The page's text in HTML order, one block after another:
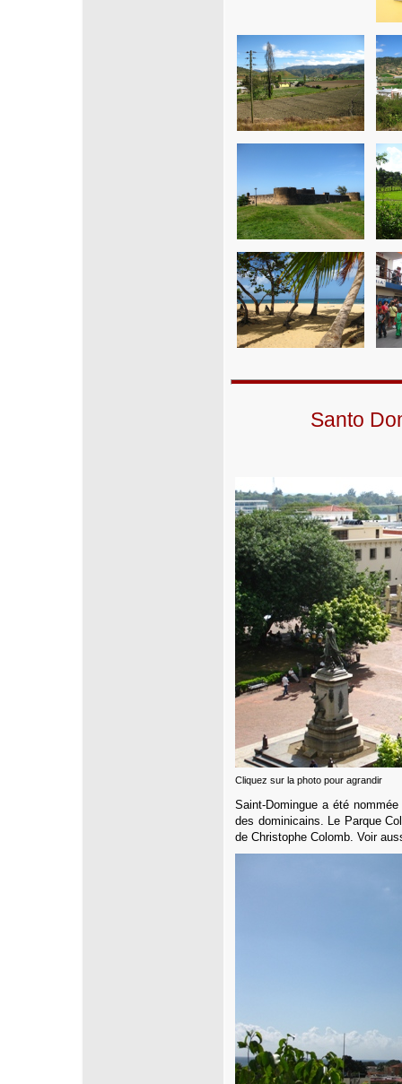
Santo
Cliquez sur la photo pour agrandir
Saint-Domingue a été
des dominicains. Le Parque
de Christophe Colomb. Voir